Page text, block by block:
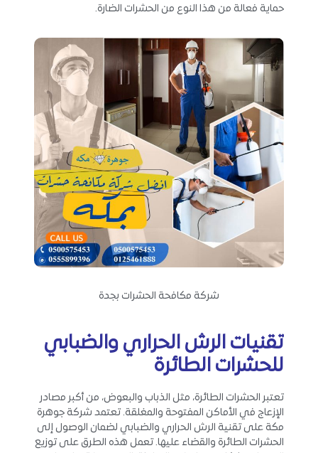
حماية فعالة من هذا النوع من الحشرات الضارة.
شركة مكافحة الحشرات بجدة
تقنيات الرش الحراري والضبابي
للحشرات الطائرة
تعتبر الحشرات الطائرة، مثل الذباب والبعوض، من أكبر مصادر
الإزعاج في الأماكن المفتوحة والمغلقة. تعتمد شركة جوهرة
مكة على تقنية الرش الحراري والضبابي لضمان الوصول إلى
الحشرات الطائرة والقضاء عليها. تعمل هذه الطرق على توزيع